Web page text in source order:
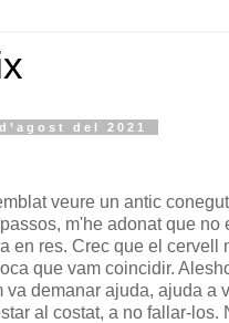
del 2021
veure un antic
m'he adonat que no
en res. Crec que el cervell
que vam coincidir.
va demanar ajuda, ajuda a
al costat, a no fallar-los.